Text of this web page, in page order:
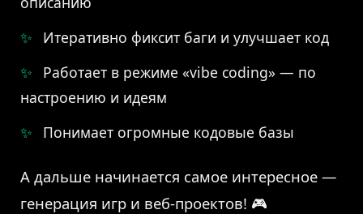
Итеративно фиксит баги и улучшает код
Работает в режиме «vibe coding» — по
настроению и идеям
Понимает огромные кодовые базы
А дальше начинается самое интересное —
генерация игр и веб-проектов! 🎮